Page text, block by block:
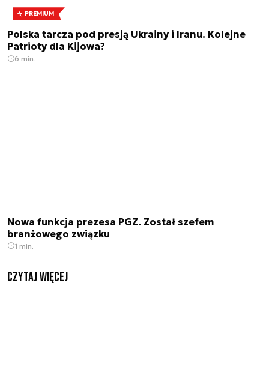
PREMIUM
Polska tarcza pod presją Ukrainy i Iranu. Kolejne
Patrioty dla Kijowa?
6 min.
Nowa funkcja prezesa PGZ. Został szefem
branżowego związku
1 min.
czytaj więcej